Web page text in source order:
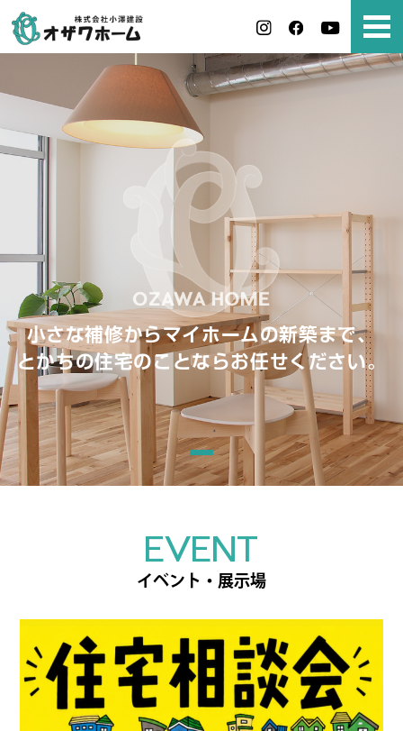
小さな補修からマイホームの新築まで、
とかちの住宅のことならお任せください。
EVENT
イベント・展示場